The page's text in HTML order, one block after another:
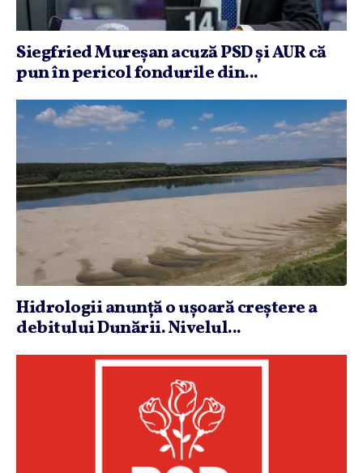
Siegfried Mureşan acuză PSD şi AUR că
pun în pericol fondurile din...
Hidrologii anunţă o uşoară creştere a
debitului Dunării. Nivelul...